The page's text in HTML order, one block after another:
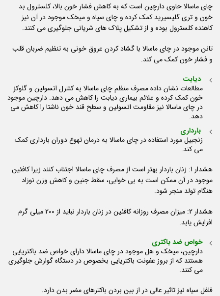
چای ماسالا حاوی دارچین است که به کاهش فشار خون بالا، کلسترول بد
خون و تری گلیسیرید کمک کرده و چای سیاه و میخک موجود در آن نیز
کاهنده کلسترول بوده و از تشکیل پلاک های شریانی جلوگیری می کنند.
تانن موجود در چای ماسالا با گشاد کردن عروق خونی به تنظیم ضربان قلب
و فشار خون کمک می کند.
دیابت
مطالعات نشان داده مصرف منظم چای ماسالا به کنترل انسولین و گلوکز
خون کمک کرده و علائم بیماری دیابت را کاهش می دهد. دارچین موجود
در چای ماسالا نیز مقاومت انسولین و سطح قند خون ناشتا را کاهش می
دهد.
بارداری
زنجبیل مورد استفاده در چای ماسالا به درمان تهوع دوران بارداری کمک
می کند.
هشدار 1: زنان باردار بهتر است از مصرف چای ماسالا اجتناب کنند زیرا کافئین
موجود در آن ممکن است به بی خوابی، سقط جنین و کاهش وزن نوزاد
هنگام تولد منجر شود.
هشدار 2: میزان مصرف روزانه کافئین در زنان باردار نباید از 200 میلی گرم
افزایش یابد.
خواص ضد باکتری
دارچین، میخک و هل موجود در چای ماسالا دارای خواص ضد باکتریایی
هستند که از بروز عفونت باکتریایی بخصوص در دستگاه گوارش جلوگیری
می کنند.
فلفل سیاه نیز تاثیر عالی در از بین بردن باکترهای مضر بدن دارد.